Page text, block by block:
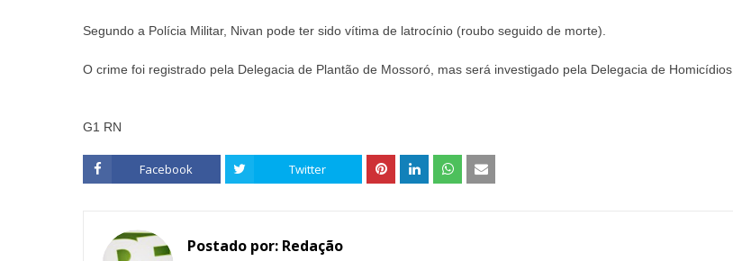
Segundo a Polícia Militar, Nivan pode ter sido vítima de latrocínio (roubo seguido de morte).
O crime foi registrado pela Delegacia de Plantão de Mossoró, mas será investigado pela Delegacia de Homicídios.
G1 RN
Facebook Twitter
Postado por: Redação